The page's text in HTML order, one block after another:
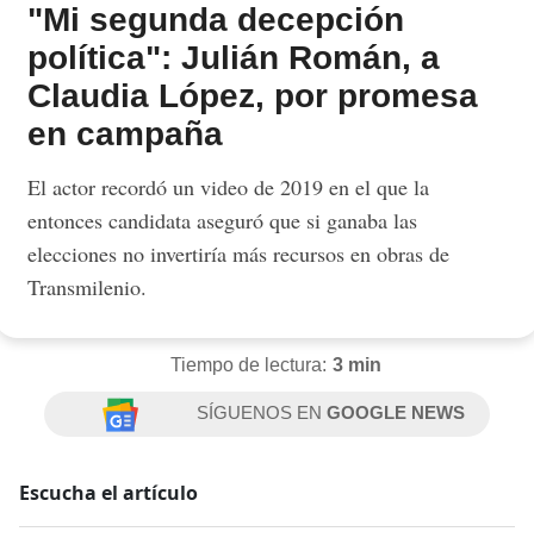
"Mi segunda decepción
política": Julián Román, a
Claudia López, por promesa
en campaña
El actor recordó un video de 2019 en el que la
entonces candidata aseguró que si ganaba las
elecciones no invertiría más recursos en obras de
Transmilenio.
Tiempo de lectura: 3 min
SÍGUENOS ENGOOGLE NEWS
Escucha el artículo